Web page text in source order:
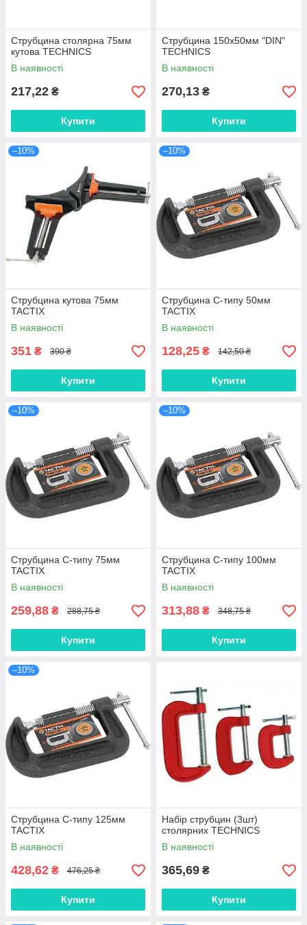
Струбцина столярна 75мм
кутова TECHNICS
В наявності
217,22 ₴
Купити
Струбцина 150х50мм "DIN"
TECHNICS
В наявності
270,13 ₴
Купити
–10%
Струбцина кутова 75мм
TACTIX
В наявності
351 ₴ 390 ₴
Купити
–10%
Струбцина C-типу 50мм
TACTIX
В наявності
128,25 ₴ 142,50 ₴
Купити
–10%
Струбцина C-типу 75мм
TACTIX
В наявності
259,88 ₴ 288,75 ₴
Купити
–10%
Струбцина C-типу 100мм
TACTIX
В наявності
313,88 ₴ 348,75 ₴
Купити
–10%
Струбцина C-типу 125мм
TACTIX
В наявності
428,62 ₴ 476,25 ₴
Купити
Набір струбцин (3шт)
столярних TECHNICS
В наявності
365,69 ₴
Купити